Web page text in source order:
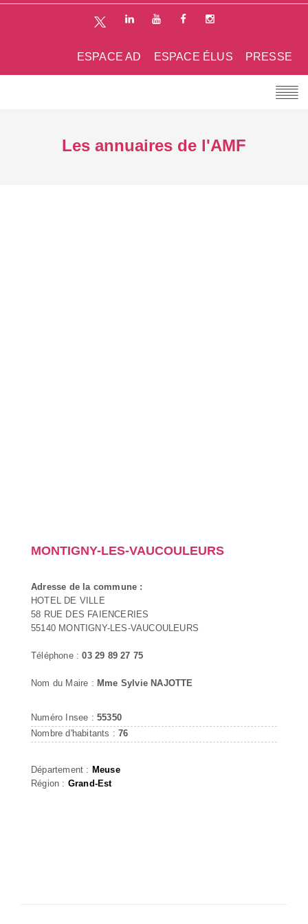
PRESSE
ESPACE ÉLUS
ESPACE AD
Les annuaires de l'AMF
MONTIGNY-LES-VAUCOULEURS
Adresse de la commune :
HOTEL DE VILLE
58 RUE DES FAIENCERIES
55140 MONTIGNY-LES-VAUCOULEURS
Téléphone :03 29 89 27 75
Nom du Maire : Mme Sylvie NAJOTTE
Numéro Insee : 55350
Nombre d'habitants :76
Département : Meuse
Région : Grand-Est